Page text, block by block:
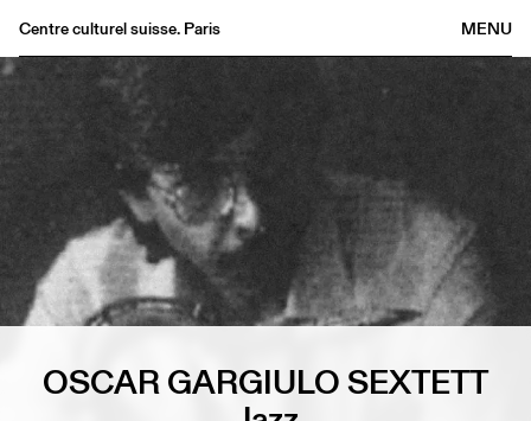
MENU
Centre culturel suisse. Paris
Agenda
Bookshop
Buvette
Medias
Publications
About
OSCAR GARGIULO SEXTETT